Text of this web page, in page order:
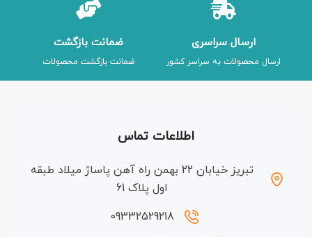
ارسال سراسری
ارسال محصولات به سراسر کشور
ضمانت بازگشت
ضمانت بازگشت محصولات
اطلاعات تماس
تبریز خیابان 22 بهمن راه آهن پاساژ میلاد طبقه
اول پلاک 61
09332529218